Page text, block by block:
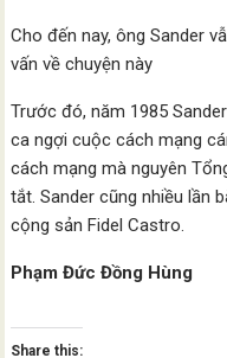
Cho đến nay, ông Sander
vấn về chuyện này
Trước đó, năm 1985
ca ngợi cuộc cách mạng
cách mạng mà nguyên
tắt. Sander cũng nhiều lần
cộng sản Fidel Castro.
Phạm Đức Đồng Hùng
Share this: